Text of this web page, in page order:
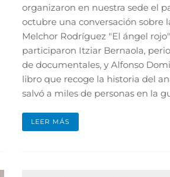
organizaron en nuestra sede el
octubre una conversación sobre
Melchor Rodríguez "El ángel
participaron Itziar Bernaola,
de documentales, y Alfonso
libro que recoge la historia del
salvó a miles de personas en la
LEER MÁS